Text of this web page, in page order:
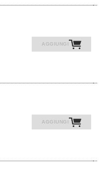
AGGIUNGI
AGGIUNGI